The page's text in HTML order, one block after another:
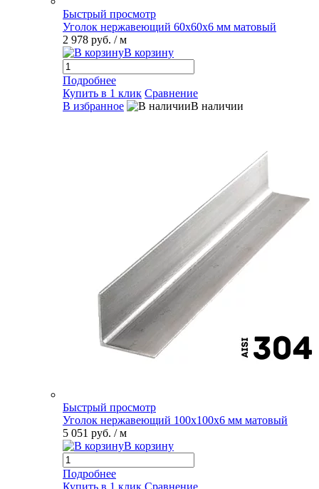
Быстрый просмотр
Уголок нержавеющий 60х60х6 мм матовый
2 978 руб. / м
В корзину
Подробнее
Купить в 1 клик Сравнение
В избранное
В наличии
Быстрый просмотр
Уголок нержавеющий 100х100х6 мм матовый
5 051 руб. / м
В корзину
Подробнее
Купить в 1 клик Сравнение